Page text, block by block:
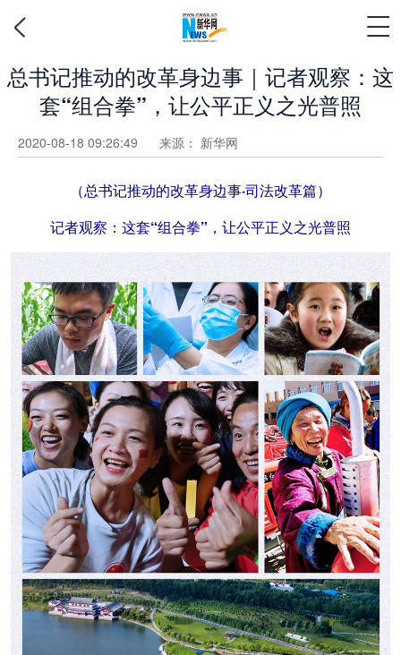
总书记推动的改革身边事｜记者观察：这
套“组合拳”，让公平正义之光普照
2020-08-18 09:26:49 来源： 新华网
（总书记推动的改革身边事·司法改革篇）
记者观察：这套“组合拳”，让公平正义之光普照